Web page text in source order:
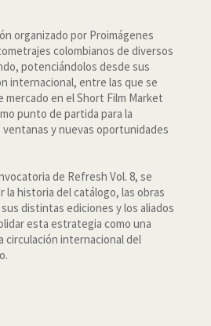
organizado por Proimágenes
colombianos de diversos
potenciándolos desde sus
internacional, entre las que se
mercado en el Short Film Market
punto de partida para la
y nuevas oportunidades
de Refresh Vol. 8, se
la historia del catálogo, las obras
distintas ediciones y los aliados
esta estrategia como una
circulación internacional del